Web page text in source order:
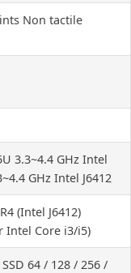
Non tactile
3.3~4.4 GHz Intel
GHz Intel J6412
(Intel J6412)
Intel Core i3/i5)
64 / 128 / 256 /